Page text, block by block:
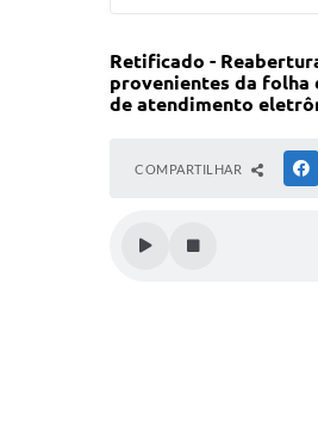
Retificado -
provenientes da folha
de atendimento
COMPARTILHAR